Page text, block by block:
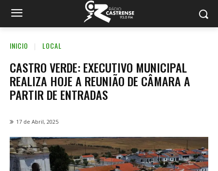
INICIO LOCAL
CASTRO VERDE: EXECUTIVO MUNICIPAL
REALIZA HOJE A REUNIÃO DE CÂMARA A
PARTIR DE ENTRADAS
17 de Abril, 2025